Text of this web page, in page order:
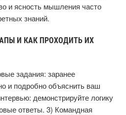
и ясность мышления часто
знаний.
И КАК ПРОХОДИТЬ ИХ
задания: заранее
и подробно объяснить ваш
демонстрируйте логику
ответы. 3) Командная